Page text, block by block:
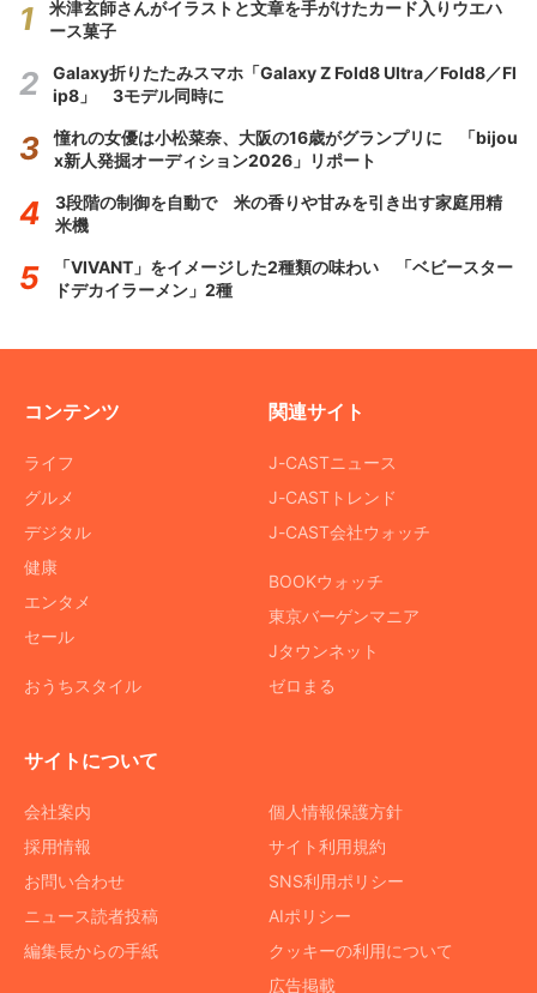
米津玄師さんがイラストと文章を手がけたカード入りウエハ
ース菓子
Galaxy折りたたみスマホ「Galaxy Z Fold8 Ultra／Fold8／Fl
ip8」 3モデル同時に
憧れの女優は小松菜奈、大阪の16歳がグランプリに 「bijou
x新人発掘オーディション2026」リポート
3段階の制御を自動で 米の香りや甘みを引き出す家庭用精
米機
「VIVANT」をイメージした2種類の味わい 「ベビースター
ドデカイラーメン」2種
コンテンツ
ライフ
グルメ
デジタル
健康
エンタメ
セール
おうちスタイル
関連サイト
J-CASTニュース
J-CASTトレンド
J-CAST会社ウォッチ
BOOKウォッチ
東京バーゲンマニア
Jタウンネット
ゼロまる
サイトについて
会社案内
採用情報
お問い合わせ
ニュース読者投稿
編集長からの手紙
個人情報保護方針
サイト利用規約
SNS利用ポリシー
AIポリシー
クッキーの利用について
広告掲載